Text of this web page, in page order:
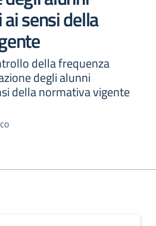
sensi della
della frequenza
degli alunni
della normativa vigente